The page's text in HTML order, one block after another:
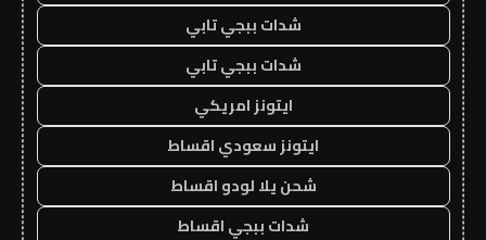
شدات ببجي تابي
شدات ببجي تابي
ايتونز امريكي
ايتونز سعودي اقساط
شحن يلا لودو اقساط
شدات ببجي اقساط